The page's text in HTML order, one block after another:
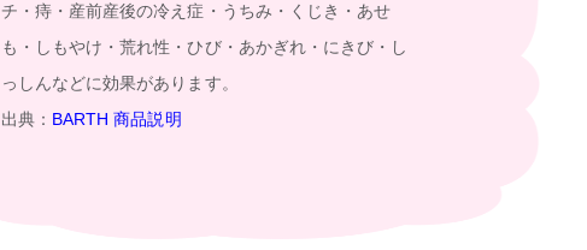
チ・痔・産前産後の冷え症・うちみ・くじき・あせ
も・しもやけ・荒れ性・ひび・あかぎれ・にきび・し
っしんなどに効果があります。
出典： BARTH 商品説明